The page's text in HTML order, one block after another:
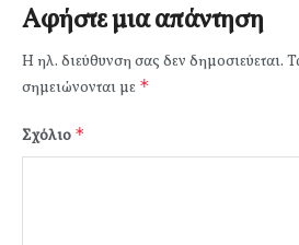
Αφήστε μια απάντηση
Η ηλ. διεύθυνση σας δεν δημοσιεύεται.
σημειώνονται με *
Σχόλιο *